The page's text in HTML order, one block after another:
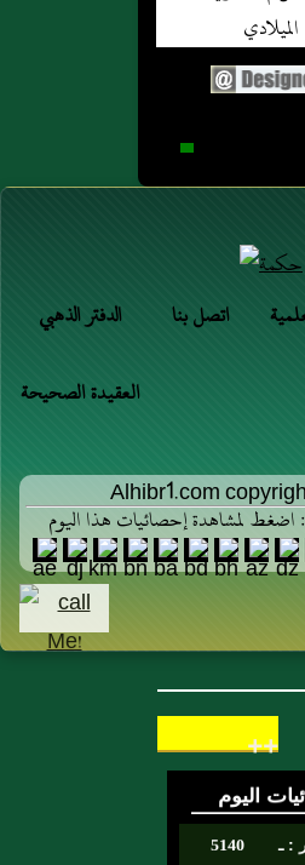
الدفتر الذهبي اتصل بنا
العقيدة الصحيحة
Alhibr1.com
: اضغط لمشاهدة إحصائيات هذا اليوم
++